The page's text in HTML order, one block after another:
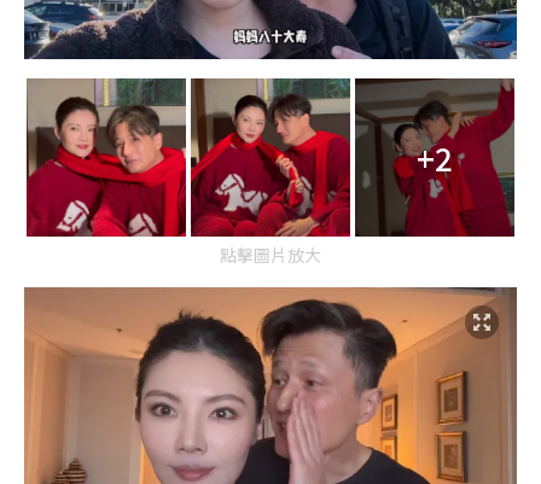
+2
點擊圖片放大